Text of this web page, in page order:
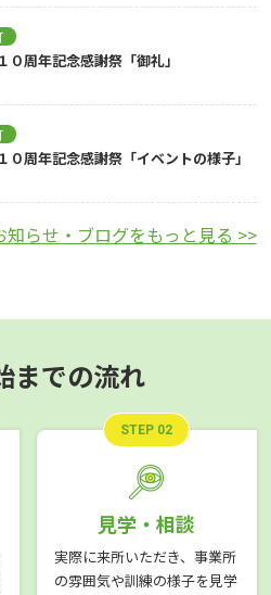
０周年記念感謝祭「御礼」
０周年記念感謝祭「イベントの様子」
知らせ・ブログをもっと見る >>
までの流れ
STEP 02
見学・相談
実際に来所いただき、事業所
の雰囲気や訓練の様子を見学